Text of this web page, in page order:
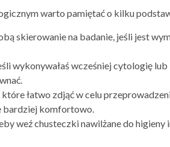
warto pamiętać o kilku
skierowanie na badanie, jeśli jest
wykonywałaś wcześniej cytologię
łatwo zdjąć w celu
bardziej komfortowo.
weź chusteczki nawilżane do higieny